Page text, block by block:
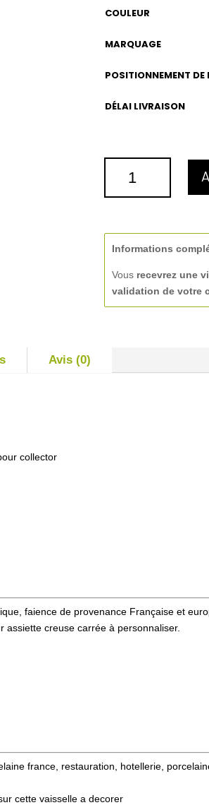
COULEUR
MARQUAGE
POSITIONNEMENT
DÉLAI LIVRAISON
PLATEAU
Informations
Vous recevrez une
validation de votre
Avis (0)
collector
faience de provenance Française et
creuse carrée à personnaliser.
france, restauration, hotellerie,
cette vaisselle a decorer